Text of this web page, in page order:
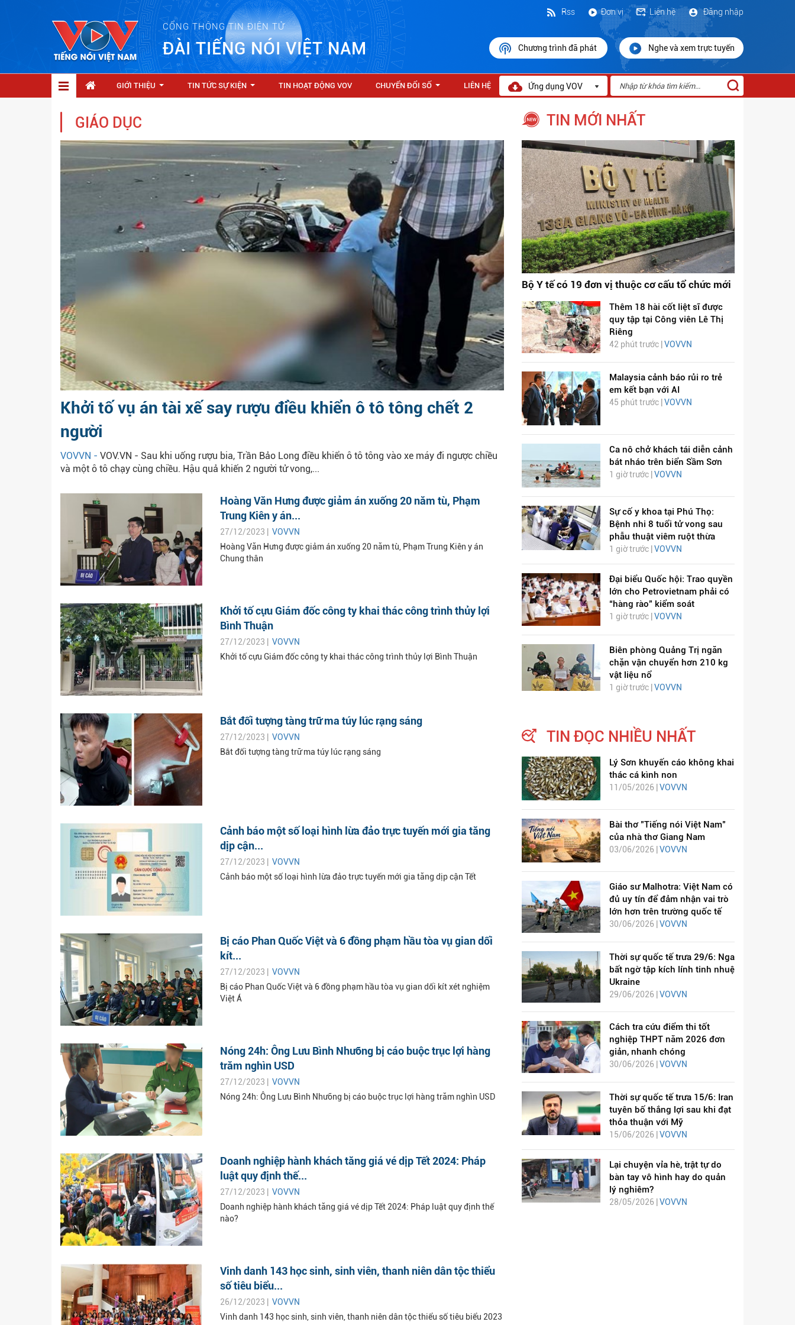
CỔNG THÔNG TIN ĐIỆN TỬ
ĐÀI TIẾNG NÓI VIỆT NAM
Đăng nhập
Liên hệ
Đơn vị
Rss
Chương trình đã phát Nghe và xem trực tuyến
GIỚI THIỆU TIN TỨC SỰ KIỆN TIN HOẠT ĐỘNG VOV CHUYỂN ĐỔI SỐ LIÊN HỆ Ứng dụng VOV
GIÁO DỤC
Khởi tố vụ án tài xế say rượu điều khiển ô tô tông chết 2
người
VOVVN - VOV.VN - Sau khi uống rượu bia, Trần Bảo Long điều khiển ô tô tông vào xe máy đi ngược chiều
và một ô tô chạy cùng chiều. Hậu quả khiến 2 người tử vong,...
Hoàng Văn Hưng được giảm án xuống 20 năm tù, Phạm
Trung Kiên y án...
27/12/2023 | VOVVN
Hoàng Văn Hưng được giảm án xuống 20 năm tù, Phạm Trung Kiên y án
Chung thân
Khởi tố cựu Giám đốc công ty khai thác công trình thủy lợi
Bình Thuận
27/12/2023 | VOVVN
Khởi tố cựu Giám đốc công ty khai thác công trình thủy lợi Bình Thuận
Bắt đối tượng tàng trữ ma túy lúc rạng sáng
27/12/2023 | VOVVN
Bắt đối tượng tàng trữ ma túy lúc rạng sáng
Cảnh báo một số loại hình lừa đảo trực tuyến mới gia tăng
dịp cận...
27/12/2023 | VOVVN
Cảnh báo một số loại hình lừa đảo trực tuyến mới gia tăng dịp cận Tết
Bị cáo Phan Quốc Việt và 6 đồng phạm hầu tòa vụ gian dối
kít...
27/12/2023 | VOVVN
Bị cáo Phan Quốc Việt và 6 đồng phạm hầu tòa vụ gian dối kít xét nghiệm
Việt Á
Nóng 24h: Ông Lưu Bình Nhưỡng bị cáo buộc trục lợi hàng
trăm nghìn USD
27/12/2023 | VOVVN
Nóng 24h: Ông Lưu Bình Nhưỡng bị cáo buộc trục lợi hàng trăm nghìn USD
Doanh nghiệp hành khách tăng giá vé dịp Tết 2024: Pháp
luật quy định thế...
27/12/2023 | VOVVN
Doanh nghiệp hành khách tăng giá vé dịp Tết 2024: Pháp luật quy định thế
nào?
Vinh danh 143 học sinh, sinh viên, thanh niên dân tộc thiểu
số tiêu biểu...
26/12/2023 | VOVVN
Vinh danh 143 học sinh, sinh viên, thanh niên dân tộc thiểu số tiêu biểu 2023
TIN MỚI NHẤT
Bộ Y tế có 19 đơn vị thuộc cơ cấu tổ chức mới
Thêm 18 hài cốt liệt sĩ được
quy tập tại Công viên Lê Thị
Riêng
42 phút trước | VOVVN
Malaysia cảnh báo rủi ro trẻ
em kết bạn với AI
45 phút trước | VOVVN
Ca nô chở khách tái diễn cảnh
bát nháo trên biển Sầm Sơn
1 giờ trước | VOVVN
Sự cố y khoa tại Phú Thọ:
Bệnh nhi 8 tuổi tử vong sau
phẫu thuật viêm ruột thừa
1 giờ trước | VOVVN
Đại biểu Quốc hội: Trao quyền
lớn cho Petrovietnam phải có
“hàng rào” kiểm soát
1 giờ trước | VOVVN
Biên phòng Quảng Trị ngăn
chặn vận chuyển hơn 210 kg
vật liệu nổ
1 giờ trước | VOVVN
TIN ĐỌC NHIỀU NHẤT
Lý Sơn khuyến cáo không khai
thác cá kình non
11/05/2026 | VOVVN
Bài thơ "Tiếng nói Việt Nam"
của nhà thơ Giang Nam
03/06/2026 | VOVVN
Giáo sư Malhotra: Việt Nam có
đủ uy tín để đảm nhận vai trò
lớn hơn trên trường quốc tế
30/06/2026 | VOVVN
Thời sự quốc tế trưa 29/6: Nga
bất ngờ tập kích lính tinh nhuệ
Ukraine
29/06/2026 | VOVVN
Cách tra cứu điểm thi tốt
nghiệp THPT năm 2026 đơn
giản, nhanh chóng
30/06/2026 | VOVVN
Thời sự quốc tế trưa 15/6: Iran
tuyên bố thắng lợi sau khi đạt
thỏa thuận với Mỹ
15/06/2026 | VOVVN
Lại chuyện vỉa hè, trật tự do
bàn tay vô hình hay do quản
lý nghiêm?
28/05/2026 | VOVVN